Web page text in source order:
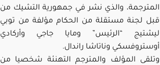
المترجمة، والذي نشر في جمهورية التشيك من
قبل لجنة مستقلة من الحكام مؤلفة من توبي
ليشتيج “الرئيس” ومايا جاجي وأركادي
أوستروفسكي وناتاشا راندال.
وتلقى المؤلف والمترجم التهنئة شخصيا من